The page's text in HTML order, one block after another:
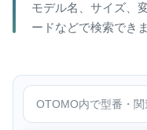
モデル名、サイズ、
ードなどで検索できま
OTOMO内で検索